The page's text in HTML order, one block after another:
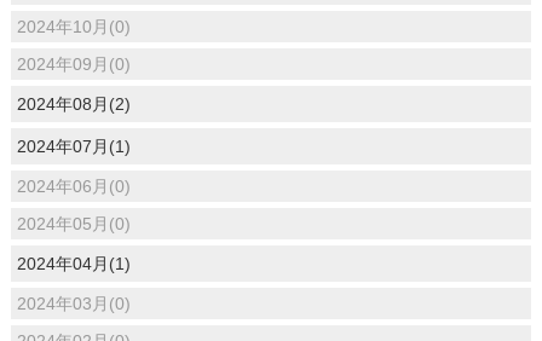
2024年10月(0)
2024年09月(0)
2024年08月(2)
2024年07月(1)
2024年06月(0)
2024年05月(0)
2024年04月(1)
2024年03月(0)